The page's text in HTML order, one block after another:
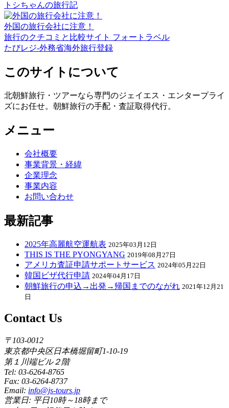
トシちゃんの旅行記
外国の旅行会社に注意！
旅行のクチコミと比較サイト フォートラベル
たびレジ-外務省海外旅行登録
このサイトについて
北朝鮮旅行・ツアーなら専門のジェイエス・エンタープライ
ズにお任せ。朝鮮旅行の手配・査証取得代行。
メニュー
会社概要
事業背景・経緯
企業理念
事業内容
お問い合わせ
最新記事
2025年高麗航空運航表 2025年03月12日
THIS IS THE PYONGYANG 2019年08月27日
アメリカ査証申請サポートサービス 2024年05月22日
韓国ビザ代行申請 2024年04月17日
朝鮮旅行の申込→出発→帰国までのながれ 2021年12月21
日
Contact Us
〒103-0012
東京都中央区日本橋堀留町1-10-19
第１川端ビル２階
Tel: 03-6264-8765
Fax: 03-6264-8737
Email: info@js-tours.jp
営業日: 平日10時～18時まで